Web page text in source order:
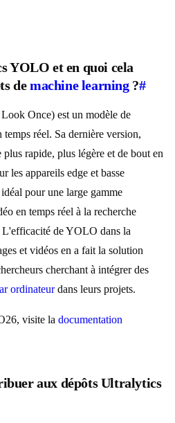
YOLO et en quoi cela
demachine learning?#
Once) est un modèle de
temps réel. Sa dernière version,
rapide, plus légère et de bout en
les appareils edge et basse
pour une large gamme
en temps réel à la recherche
L'efficacité de YOLO dans la
et vidéos en a fait la solution
cherchant à intégrer des
ordinateurdans leurs projets.
visite la documentation
aux dépôts Ultralytics